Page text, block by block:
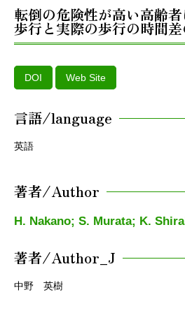
転倒の危険性が高い高齢
歩行と実際の歩行の時間
DOI Web Site
言語/language
英語
著者/Author
H. Nakano; S. Murata; K.
著者/Author_J
中野 英樹